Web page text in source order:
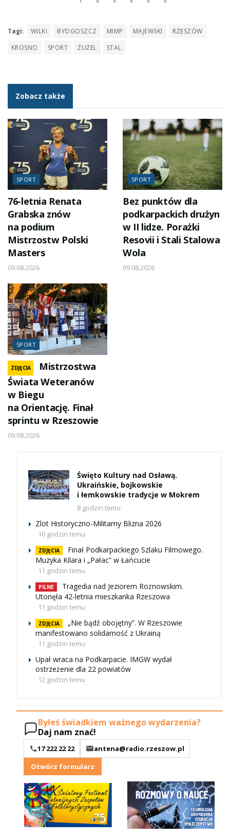
Tagi: WILKI BYDGOSZCZ MIMP MAJEWSKI
RZESZÓW
KROSNO
SPORT ŻUŻEL STAL
Zobacz także
SPORT
76-letnia Renata
Grabska znów
na podium
Mistrzostw Polski
Masters
09.08.2026
SPORT
Bez punktów dla
podkarpackich drużyn
w II lidze. Porażki
Resovii i Stali Stalowa
Wola
09.08.2026
SPORT
ZDJĘCIA
Mistrzostwa
Świata Weteranów
w Biegu
na Orientację. Finał
sprintu w Rzeszowie
09.08.2026
Święto Kultury nad Osławą.
Ukraińskie, bojkowskie
i łemkowskie tradycje w Mokrem
8 godzin temu
Zlot Historyczno-Militarny Blizna 2026
10 godzin temu
ZDJĘCIA
Finał Podkarpackiego Szlaku Filmowego.
Muzyka Kilara i „Pałac” w Łańcucie
11 godzin temu
PILNE
Tragedia nad Jeziorem Rożnowskim.
Utonęła 42-letnia mieszkanka Rzeszowa
11 godzin temu
ZDJĘCIA
„Nie bądź obojętny”. W Rzeszowie
manifestowano solidarność z Ukrainą
11 godzin temu
Upał wraca na Podkarpacie. IMGW wydał
ostrzeżenie dla 22 powiatów
12 godzin temu
Byłeś świadkiem ważnego wydarzenia?
Daj nam znać!
17 222 22 22
antena@radio.rzeszow.pl
Otwórz formularz